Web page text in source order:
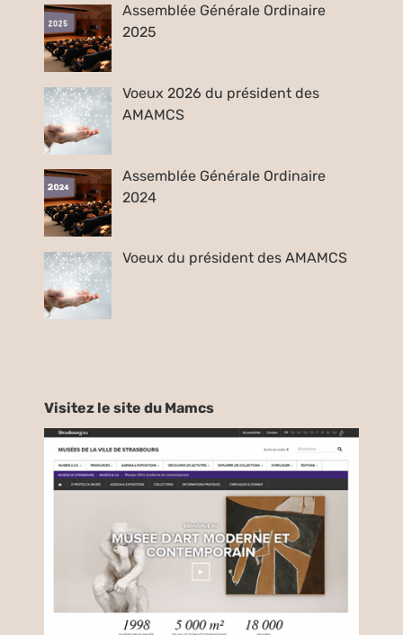
Assemblée Générale Ordinaire
2025
Voeux 2026 du président des
AMAMCS
Assemblée Générale Ordinaire
2024
Voeux du président des AMAMCS
Visitez le site du Mamcs